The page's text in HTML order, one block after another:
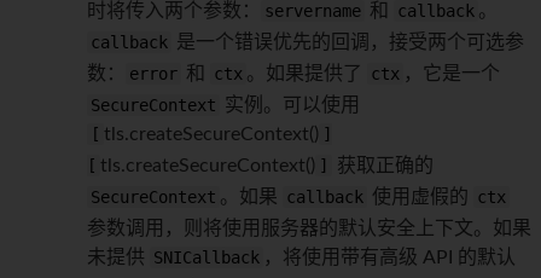
时将传入两个参数： servername 和 callback 。
callback 是一个错误优先的回调，接受两个可选参
数：
error 和 ctx 。如果提供了 ctx ，它是一个
SecureContext 实例。可以使用
[ tls.createSecureContext() ]
[ tls.createSecureContext() ]
获取正确的
SecureContext 。如果 callback 使用虚假的
ctx
参数调用，则将使用服务器的默认安全上下文。如果
未提供 SNICallback ，将使用带有高级 API 的默认